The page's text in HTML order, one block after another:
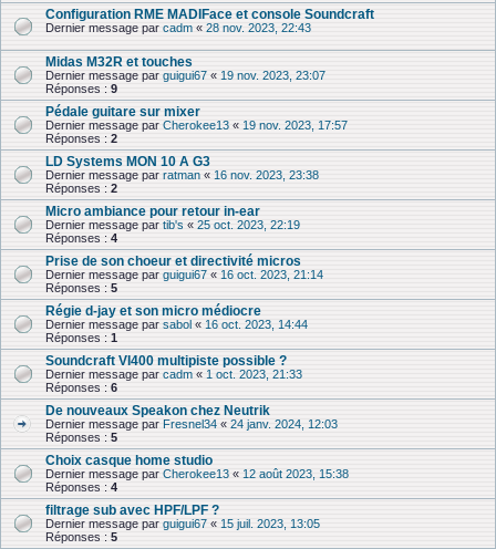
Configuration RME MADIFace et console Soundcraft
Dernier message par cadm « 28 nov. 2023, 22:43
Midas M32R et touches
Dernier message par guigui67 « 19 nov. 2023, 23:07
Réponses : 9
Pédale guitare sur mixer
Dernier message par Cherokee13 « 19 nov. 2023, 17:57
Réponses : 2
LD Systems MON 10 A G3
Dernier message par ratman « 16 nov. 2023, 23:38
Réponses : 2
Micro ambiance pour retour in-ear
Dernier message par tib's « 25 oct. 2023, 22:19
Réponses : 4
Prise de son choeur et directivité micros
Dernier message par guigui67 « 16 oct. 2023, 21:14
Réponses : 5
Régie d-jay et son micro médiocre
Dernier message par sabol « 16 oct. 2023, 14:44
Réponses : 1
Soundcraft VI400 multipiste possible ?
Dernier message par cadm « 1 oct. 2023, 21:33
Réponses : 6
De nouveaux Speakon chez Neutrik
Dernier message par Fresnel34 « 24 janv. 2024, 12:03
Réponses : 5
Choix casque home studio
Dernier message par Cherokee13 « 12 août 2023, 15:38
Réponses : 4
filtrage sub avec HPF/LPF ?
Dernier message par guigui67 « 15 juil. 2023, 13:05
Réponses : 5